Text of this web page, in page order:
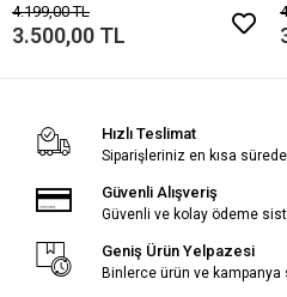
4.199,00 TL
3.500,00 TL
Hızlı Teslimat
Siparişleriniz en kısa
Güvenli Alışveriş
Güvenli ve kolay ödeme
Geniş Ürün Yelpazesi
Binlerce ürün ve kampanya